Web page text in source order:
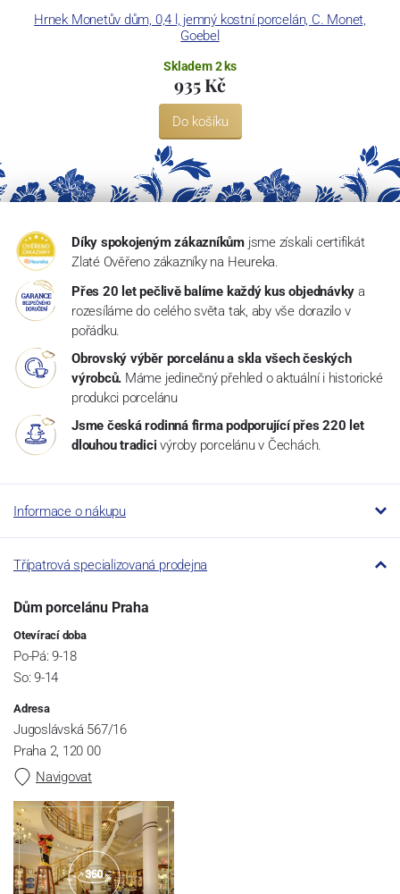
Hrnek Monetův dům, 0,4 l, jemný kostní porcelán, C. Monet,
Goebel
Skladem 2 ks
935 Kč
Do košíku
Díky spokojeným zákazníkům jsme získali certifikát
Zlaté Ověřeno zákazníky na Heureka.
Přes 20 let pečlivě balíme každý kus objednávky a
rozesíláme do celého světa tak, aby vše dorazilo v
pořádku.
Obrovský výběr porcelánu a skla všech českých
výrobců. Máme jedinečný přehled o aktuální i historické
produkci porcelánu
Jsme česká rodinná firma podporující přes 220 let
dlouhou tradici výroby porcelánu v Čechách.
Informace o nákupu
Třípatrová specializovaná prodejna
Dům porcelánu Praha
Otevírací doba
Po-Pá: 9-18
So: 9-14
Adresa
Jugoslávská 567/16
Praha 2, 120 00
Navigovat